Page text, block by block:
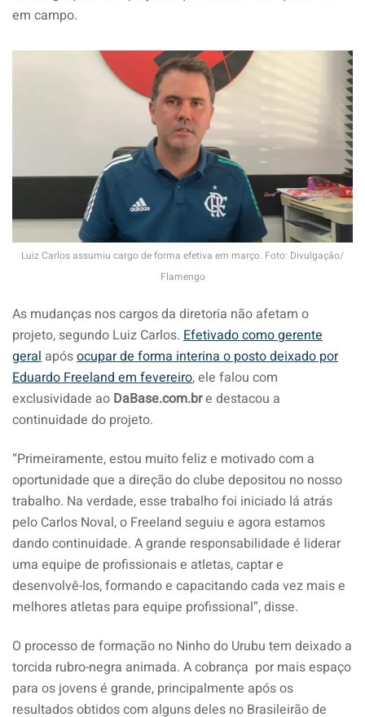
em campo.
Luiz Carlos assumiu cargo de forma efetiva em março. Foto: Divulgação/
Flamengo
As mudanças nos cargos da diretoria não afetam o
projeto, segundo Luiz Carlos. Efetivado como gerente
geral apósocupar de forma interina o posto deixado por
Eduardo Freeland em fevereiro, ele falou com
exclusividade ao DaBase.com.bre destacou a
continuidade do projeto.
“Primeiramente, estou muito feliz e motivado com a
oportunidade que a direção do clube depositou no nosso
trabalho. Na verdade, esse trabalho foi iniciado lá atrás
pelo Carlos Noval, o Freeland seguiu e agora estamos
dando continuidade. A grande responsabilidade é liderar
uma equipe de profissionais e atletas, captar e
desenvolvê-los, formando e capacitando cada vez mais e
melhores atletas para equipe profissional”, disse.
O processo de formação no Ninho do Urubu tem deixado a
torcida rubro-negra animada. A cobrança por mais espaço
para os jovens é grande, principalmente após os
resultados obtidos com alguns deles no Brasileirão de